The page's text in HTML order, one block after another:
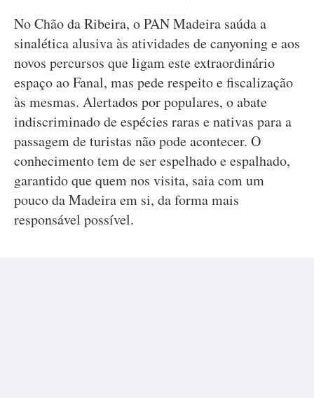
No Chão da Ribeira, o PAN Madeira saúda a
sinalética alusiva às atividades de canyoning e aos
novos percursos que ligam este extraordinário
espaço ao Fanal, mas pede respeito e fiscalização
às mesmas. Alertados por populares, o abate
indiscriminado de espécies raras e nativas para a
passagem de turistas não pode acontecer. O
conhecimento tem de ser espelhado e espalhado,
garantido que quem nos visita, saia com um
pouco da Madeira em si, da forma mais
responsável possível.